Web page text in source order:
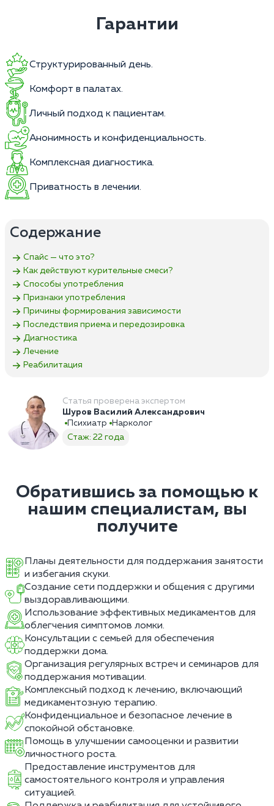
Гарантии
Структурированный день.
Комфорт в палатах.
Личный подход к пациентам.
Анонимность и конфиденциальность.
Комплексная диагностика.
Приватность в лечении.
Содержание
Спайс — что это?
Как действуют курительные смеси?
Способы употребления
Признаки употребления
Причины формирования зависимости
Последствия приема и передозировка
Диагностика
Лечение
Реабилитация
Статья проверена экспертом
Шуров Василий Александрович
Психиатр
Нарколог
Стаж: 22 года
Обратившись за помощью к
нашим специалистам, вы
получите
Планы деятельности для поддержания занятости
и избегания скуки.
Создание сети поддержки и общения с другими
выздоравливающими.
Использование эффективных медикаментов для
облегчения симптомов ломки.
Консультации с семьей для обеспечения
поддержки дома.
Организация регулярных встреч и семинаров для
поддержания мотивации.
Комплексный подход к лечению, включающий
медикаментозную терапию.
Конфиденциальное и безопасное лечение в
спокойной обстановке.
Помощь в улучшении самооценки и развитии
личностного роста.
Предоставление инструментов для
самостоятельного контроля и управления
ситуацией.